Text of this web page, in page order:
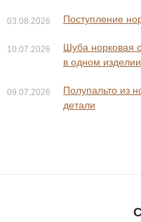
141 800 ₽
03.08.2026 Поступление
10.07.2026
Шуба норковая
в одном изделии
09.07.2026
Полупальто из
детали